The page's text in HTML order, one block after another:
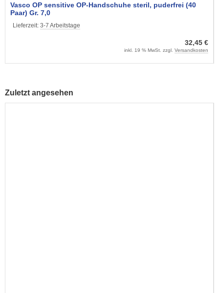
Vasco OP sensitive OP-Handschuhe steril, puderfrei (40
Paar) Gr. 7,0
Lieferzeit: 3-7 Arbeitstage
32,45 €
inkl. 19 % MwSt. zzgl. Versandkosten
Zuletzt angesehen